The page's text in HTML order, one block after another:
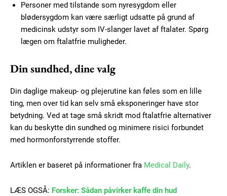
Donec quis est ac felis
Orci varius natoque dolor
Personer med tilstande som nyresygdom eller
blødersygdom kan være særligt udsatte på grund af
medicinsk udstyr som IV-slanger lavet af ftalater. Spørg
lægen om ftalatfrie muligheder.
Din sundhed, dine valg
Din daglige makeup- og plejerutine kan føles som en lille
ting, men over tid kan selv små eksponeringer have stor
betydning. Ved at tage små skridt mod ftalatfrie alternativer
kan du beskytte din sundhed og minimere risici forbundet
med hormonforstyrrende stoffer.
Artiklen er baseret på informationer fra Medical Daily.
LÆS OGSÅ: Forsker: Sådan påvirker kaffe din hud